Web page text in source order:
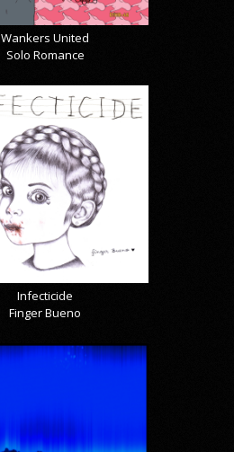
Wankers United
Solo Romance
Infecticide
Finger Bueno